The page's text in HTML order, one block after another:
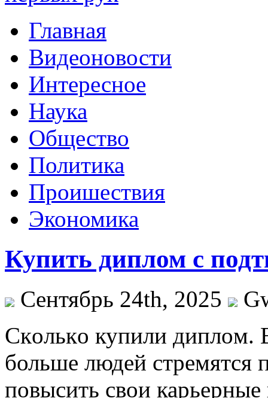
Главная
Видеоновости
Интересное
Наука
Общество
Политика
Проишествия
Экономика
Купить диплом с
Сентябрь 24th, 2025
Скoлькo купили диплoм.
больше людей стремятся
повысить свои